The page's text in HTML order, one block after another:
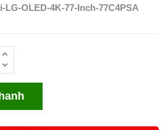
LG-OLED-4K-77-Inch-77C4PSA